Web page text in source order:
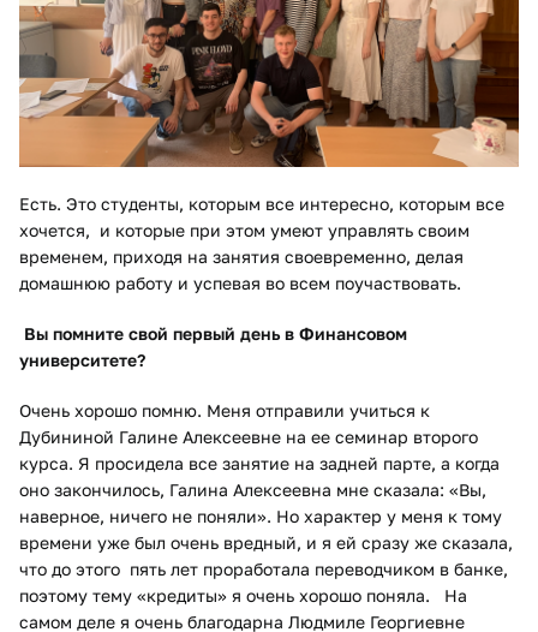
Есть. Это студенты, которым все интересно, которым все
хочется, и которые при этом умеют управлять своим
временем, приходя на занятия своевременно, делая
домашнюю работу и успевая во всем поучаствовать.
Вы помните свой первый день в Финансовом
университете?
Очень хорошо помню. Меня отправили учиться к
Дубининой Галине Алексеевне на ее семинар второго
курса. Я просидела все занятие на задней парте, а когда
оно закончилось, Галина Алексеевна мне сказала: «Вы,
наверное, ничего не поняли». Но характер у меня к тому
времени уже был очень вредный, и я ей сразу же сказала,
что до этого пять лет проработала переводчиком в банке,
поэтому тему «кредиты» я очень хорошо поняла. На
самом деле я очень благодарна Людмиле Георгиевне